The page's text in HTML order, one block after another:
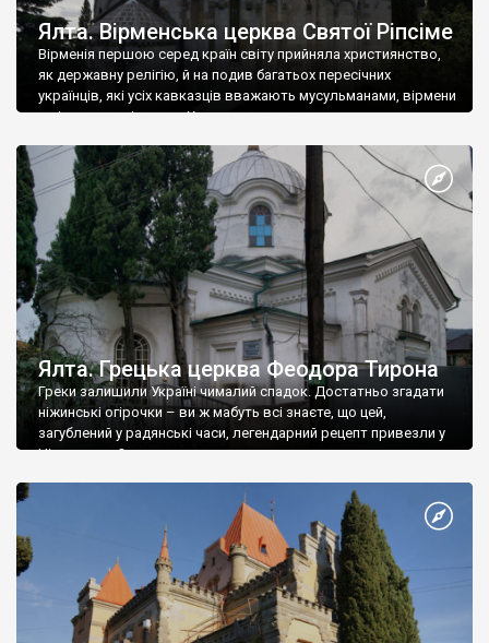
Ялта. Вірменська церква Святої Ріпсіме
Вірменія першою серед країн світу прийняла християнство,
як державну релігію, й на подив багатьох пересічних
українців, які усіх кавказців вважають мусульманами, вірмени
є відданими вірянами Христа
Ялта. Грецька церква Феодора Тирона
Греки залишили Україні чималий спадок. Достатньо згадати
ніжинські огірочки – ви ж мабуть всі знаєте, що цей,
загублений у радянські часи, легендарний рецепт привезли у
Ніжин греки?